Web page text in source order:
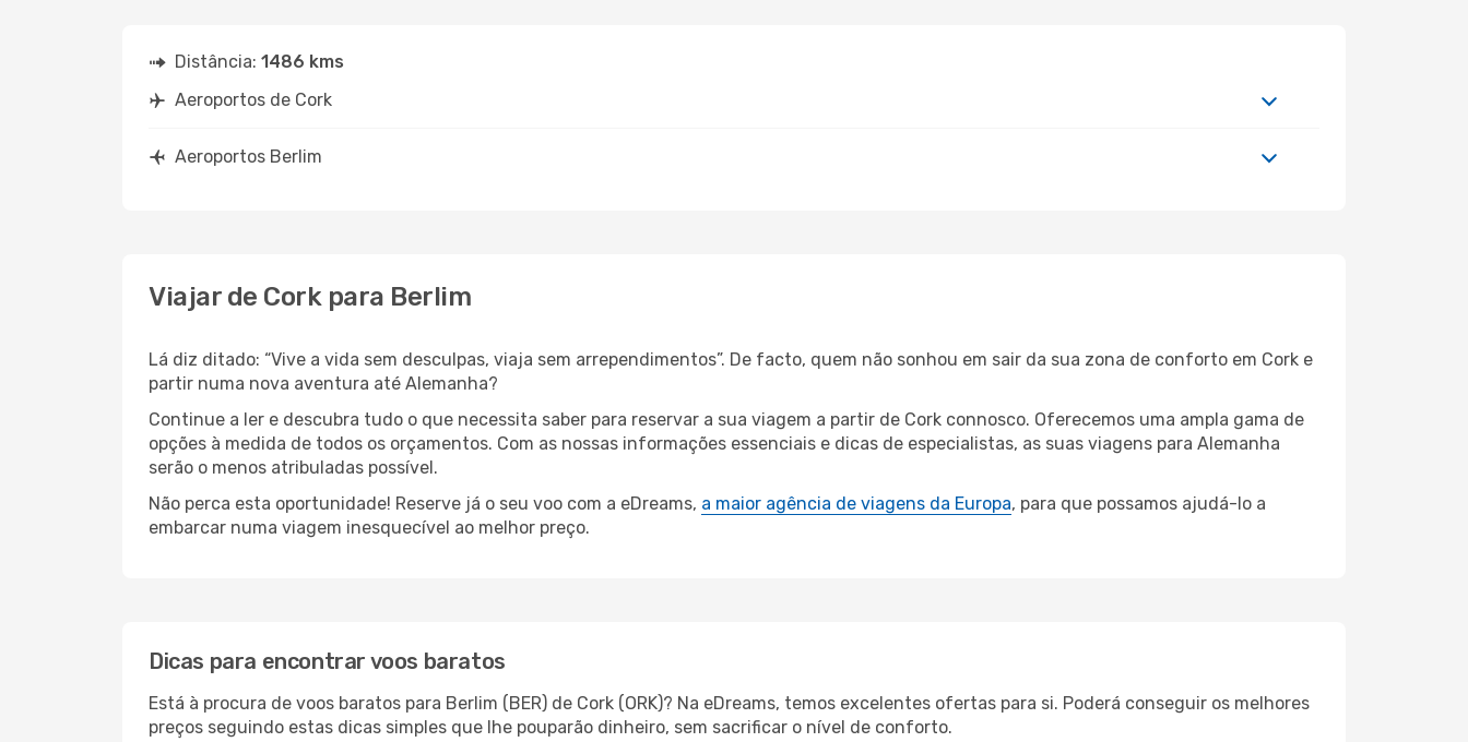
Distância: 1486 kms
Aeroportos de Cork
Aeroportos Berlim
Viajar de Cork para Berlim
Lá diz ditado: “Vive a vida sem desculpas, viaja sem arrependimentos”. De facto, quem não sonhou em sair da sua zona de conforto em Cork e
partir numa nova aventura até Alemanha?
Continue a ler e descubra tudo o que necessita saber para reservar a sua viagem a partir de Cork connosco. Oferecemos uma ampla gama de
opções à medida de todos os orçamentos. Com as nossas informações essenciais e dicas de especialistas, as suas viagens para Alemanha
serão o menos atribuladas possível.
Não perca esta oportunidade! Reserve já o seu voo com a eDreams, a maior agência de viagens da Europa, para que possamos ajudá-lo a
embarcar numa viagem inesquecível ao melhor preço.
Dicas para encontrar voos baratos
Está à procura de voos baratos para Berlim (BER) de Cork (ORK)? Na eDreams, temos excelentes ofertas para si. Poderá conseguir os melhores
preços seguindo estas dicas simples que lhe pouparão dinheiro, sem sacrificar o nível de conforto.